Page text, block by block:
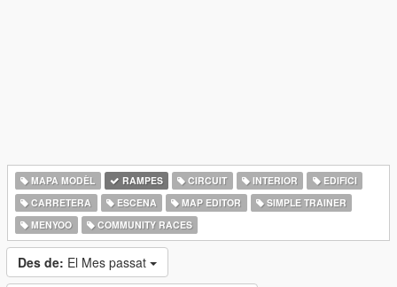
MAPA MODÈL RAMPES CIRCUIT INTERIOR
EDIFICI
CARRETERA
ESCENA MAP EDITOR
SIMPLE TRAINER
MENYOO
COMMUNITY RACES
Des de: El Mes passat